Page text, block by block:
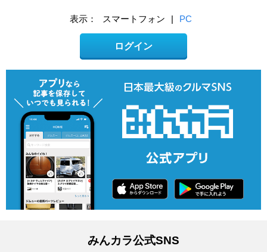
表示： スマートフォン | PC
ログイン
みんカラ公式SNS